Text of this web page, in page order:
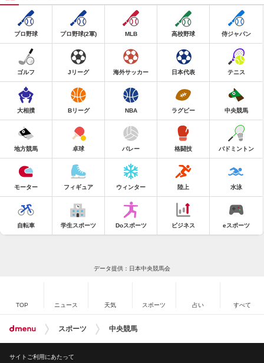
プロ野球 プロ野球(2軍) MLB 高校野球 侍ジャパン
ゴルフ Jリーグ 海外サッカー 日本代表 テニス
大相撲 Bリーグ NBA ラグビー 中央競馬
地方競馬 卓球 バレー 格闘技 バドミントン
モーター フィギュア ウィンター 陸上 水泳
自転車 学生スポーツ Doスポーツ ビジネス eスポーツ
データ提供：日本中央競馬会
TOP ニュース 天気 スポーツ 占い すべて
スポーツ 中央競馬
サイトご利用にあたって